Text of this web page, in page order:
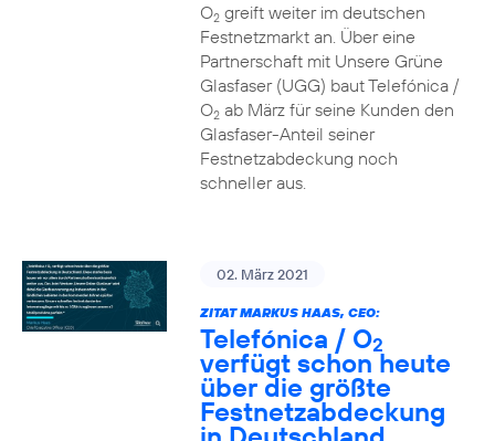
O2greift weiter im deutschen
Festnetzmarkt an. Über eine
Partnerschaft mit Unsere Grüne
Glasfaser (UGG) baut Telefónica /
O2ab März für seine Kunden den
Glasfaser-Anteil seiner
Festnetzabdeckung noch
schneller aus.
02. März 2021
ZITAT MARKUS HAAS, CEO:
Telefónica / O2
verfügt schon heute
über die größte
Festnetzabdeckung